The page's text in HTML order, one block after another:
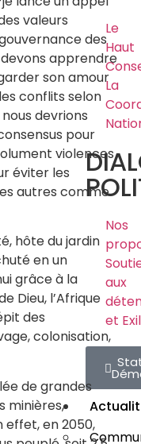
Le
Haut
La
Nos
aux
et
valeurs
des
apprendre
son amour
conflits selon
nous devrions
pour
violences
éviter les
autres comme
hôte du jardin
en un
grâce à la
Dieu, l’Afrique
des
colonisation,
de grandes
minières,
effet, en 2050,